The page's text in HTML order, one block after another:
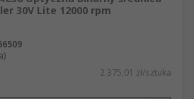
30V Lite 12000 rpm
2 375,01 zł/sztuka